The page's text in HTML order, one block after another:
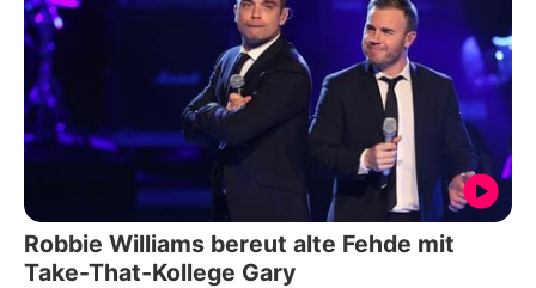
Robbie Williams bereut alte Fehde mit
Take-That-Kollege Gary